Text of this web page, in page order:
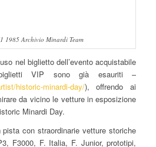
1985 Archivio Minardi Team
nel biglietto dell’evento acquistabile
VIP sono già esauriti –
historic-minardi-day/), offrendo ai
da vicino le vetture in esposizione
Minardi Day.
con straordinarie vetture storiche
F3000, F. Italia, F. Junior, prototipi,